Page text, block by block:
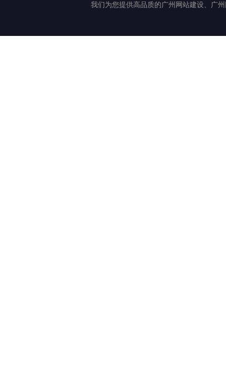
我们为您提供高品质的广州网站建设、广